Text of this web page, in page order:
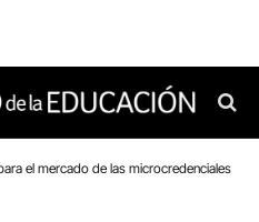
el mercado de las microcredenciales